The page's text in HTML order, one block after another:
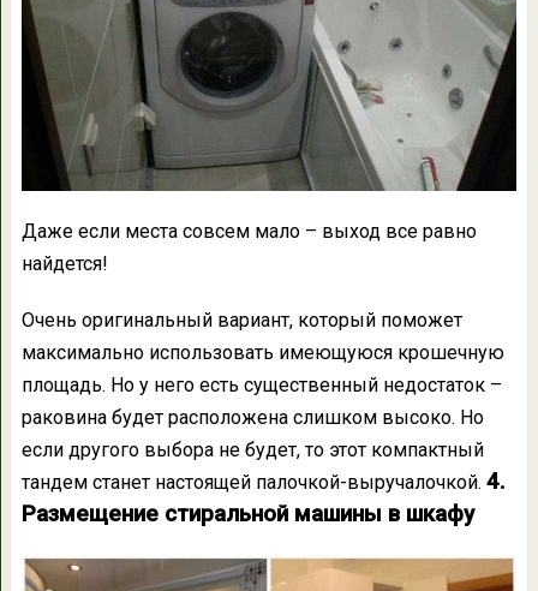
Даже если места совсем мало – выход все равно
найдется!
Очень оригинальный вариант, который поможет
максимально использовать имеющуюся крошечную
площадь. Но у него есть существенный недостаток –
раковина будет расположена слишком высоко. Но
если другого выбора не будет, то этот компактный
тандем станет настоящей палочкой-выручалочкой. 4.
Размещение стиральной машины в шкафу